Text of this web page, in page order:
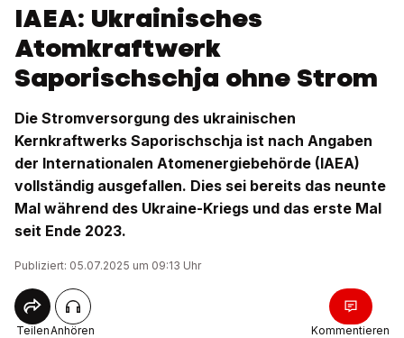
IAEA: Ukrainisches
Atomkraftwerk
Saporischschja ohne Strom
Die Stromversorgung des ukrainischen
Kernkraftwerks Saporischschja ist nach Angaben
der Internationalen Atomenergiebehörde (IAEA)
vollständig ausgefallen. Dies sei bereits das neunte
Mal während des Ukraine-Kriegs und das erste Mal
seit Ende 2023.
Publiziert: 05.07.2025 um 09:13 Uhr
TeilenAnhören Kommentieren